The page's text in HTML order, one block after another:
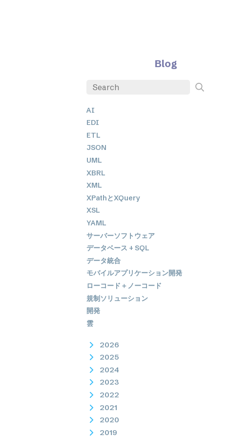
Blog
AI
EDI
ETL
JSON
UML
XBRL
XML
XPathとXQuery
XSL
YAML
サーバーソフトウェア
データベース + SQL
データ統合
モバイルアプリケーション開発
ローコード＋ノーコード
規制ソリューション
開発
雲
2026
2025
2024
2023
2022
2021
2020
2019